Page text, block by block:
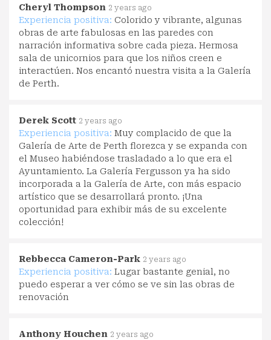
Cheryl Thompson 2 years ago
Experiencia positiva: Colorido y vibrante, algunas
obras de arte fabulosas en las paredes con
narración informativa sobre cada pieza. Hermosa
sala de unicornios para que los niños creen e
interactúen. Nos encantó nuestra visita a la Galería
de Perth.
Derek Scott 2 years ago
Experiencia positiva: Muy complacido de que la
Galería de Arte de Perth florezca y se expanda con
el Museo habiéndose trasladado a lo que era el
Ayuntamiento. La Galería Fergusson ya ha sido
incorporada a la Galería de Arte, con más espacio
artístico que se desarrollará pronto. ¡Una
oportunidad para exhibir más de su excelente
colección!
Rebbecca Cameron-Park 2 years ago
Experiencia positiva: Lugar bastante genial, no
puedo esperar a ver cómo se ve sin las obras de
renovación
Anthony Houchen 2 years ago